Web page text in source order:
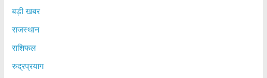
बड़ी खबर
राजस्थान
राशिफल
रुद्रप्रयाग